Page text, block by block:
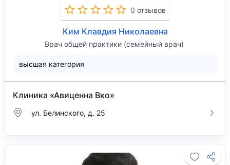
0 отзывов
Ким Клавдия Николаевна
Врач общей практики (семейный врач)
высшая категория
Клиника «Авиценна Вко»
ул. Белинского, д. 25